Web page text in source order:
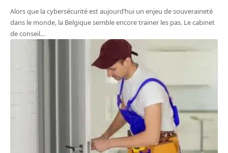
Alors que la cybersécurité est aujourd’hui un enjeu de souveraineté
dans le monde, la Belgique semble encore trainer les pas. Le cabinet
de conseil…